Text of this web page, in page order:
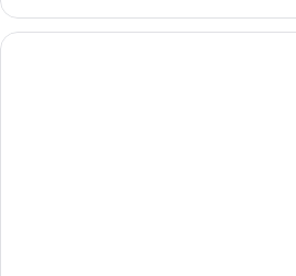
le
type
de